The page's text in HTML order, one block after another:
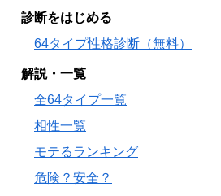
診断をはじめる
64タイプ性格診断（無料）
解説・一覧
全64タイプ一覧
相性一覧
モテるランキング
危険？安全？